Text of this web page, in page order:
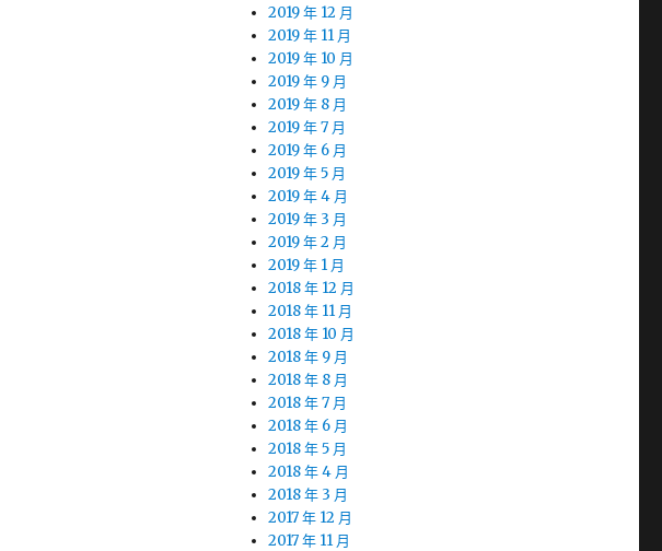
2019 年 12 月
2019 年 11 月
2019 年 10 月
2019 年 9 月
2019 年 8 月
2019 年 7 月
2019 年 6 月
2019 年 5 月
2019 年 4 月
2019 年 3 月
2019 年 2 月
2019 年 1 月
2018 年 12 月
2018 年 11 月
2018 年 10 月
2018 年 9 月
2018 年 8 月
2018 年 7 月
2018 年 6 月
2018 年 5 月
2018 年 4 月
2018 年 3 月
2017 年 12 月
2017 年 11 月